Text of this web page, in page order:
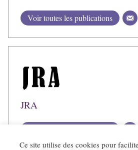
Voir toutes les publications
JRA
Ce site utilise des cookies pour